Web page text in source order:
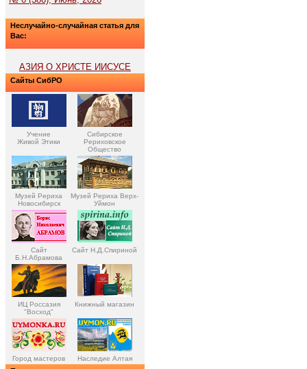
Неслучайно-случайная статья для
Вас:
АЗИЯ О ХРИСТЕ ИИСУСЕ
Сайты СибРО
Учение
Живой Этики
Сибирское
Рериховское
Общество
Музей Рериха
Новосибирск
Музей Рериха Верх-
Уймон
Сайт
Б.Н.Абрамова
Сайт Н.Д.Спириной
ИЦ Россазия
"Восход"
Книжный магазин
Город мастеров Наследие Алтая